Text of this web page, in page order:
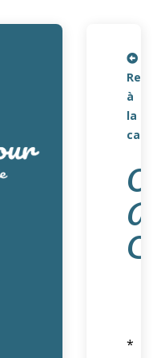
Retour
à
la
carte
*